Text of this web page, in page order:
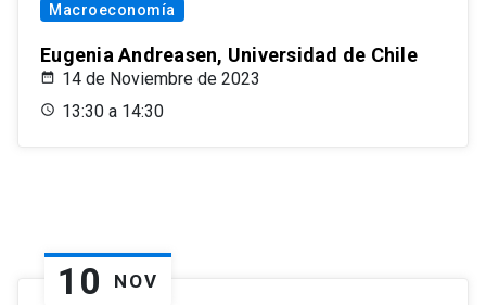
Macroeconomía
Eugenia Andreasen, Universidad de Chile
14 de Noviembre de 2023
13:30 a 14:30
10 NOV